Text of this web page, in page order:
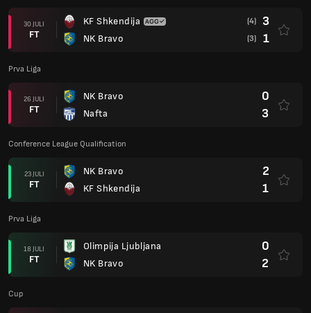
30 JULI
FT
KF Shkendija
NK Bravo
(4) 3
(3) 1
Prva Liga
26 JULI
FT
NK Bravo
Nafta
0
3
Conference League Qualification
23 JULI
FT
NK Bravo
KF Shkendija
2
1
Prva Liga
18 JULI
FT
Olimpija Ljubljana
NK Bravo
0
2
Cup